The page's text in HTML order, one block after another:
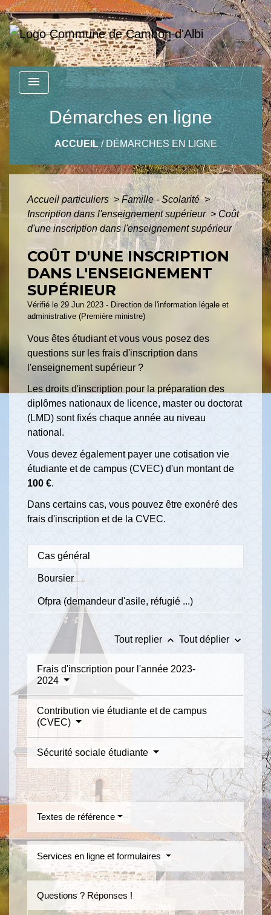
menu
Démarches en ligne
ACCUEIL/ DÉMARCHES EN LIGNE
Accueil particuliers > Famille - Scolarité>
Inscription dans l'enseignement supérieur> Coût
d'une inscription dans l'enseignement supérieur
COÛT D'UNE INSCRIPTION
DANS L'ENSEIGNEMENT
SUPÉRIEUR
Vérifié le 29 Jun 2023 - Direction de l'information légale et
administrative (Première ministre)
Vous êtes étudiant et vous vous posez des
questions sur les frais d'inscription dans
l'enseignement supérieur ?
Les droits d'inscription pour la préparation des
diplômes nationaux de licence, master ou doctorat
(LMD) sont fixés chaque année au niveau
national.
Vous devez également payer une cotisation vie
étudiante et de campus (CVEC) d'un montant de
100 €.
Dans certains cas, vous pouvez être exonéré des
frais d'inscription et de la CVEC.
Cas général
Boursier
Ofpra (demandeur d'asile, réfugié ...)
Tout replier keyboard_arrow_up Tout déplier keyboard_arrow_down
Frais d'inscription pour l'année 2023-
2024
Contribution vie étudiante et de campus
(CVEC)
Sécurité sociale étudiante
Textes de référence
Services en ligne et formulaires
Questions ? Réponses !